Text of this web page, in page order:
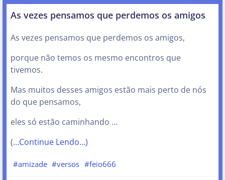
As vezes pensamos que perdemos os amigos
As vezes pensamos que perdemos os amigos,
porque não temos os mesmo encontros que
tivemos.
Mas muitos desses amigos estão mais perto de nós
do que pensamos,
eles só estão caminhando …
(…Continue Lendo…)
#amizade #versos #feio666